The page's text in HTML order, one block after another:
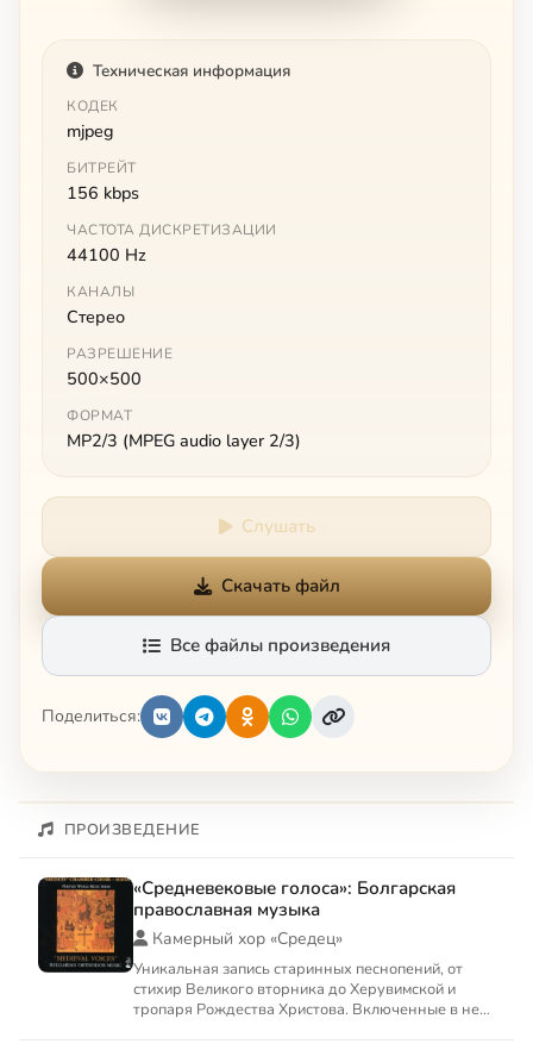
Техническая информация
КОДЕК
mjpeg
БИТРЕЙТ
156 kbps
ЧАСТОТА ДИСКРЕТИЗАЦИИ
44100 Hz
КАНАЛЫ
Стерео
РАЗРЕШЕНИЕ
500×500
ФОРМАТ
MP2/3 (MPEG audio layer 2/3)
Слушать
Скачать файл
Все файлы произведения
Поделиться:
ПРОИЗВЕДЕНИЕ
«Средневековые голоса»: Болгарская
православная музыка
Камерный хор «Средец»
Уникальная запись старинных песнопений, от
стихир Великого вторника до Херувимской и
тропаря Рождества Христова. Включенные в него